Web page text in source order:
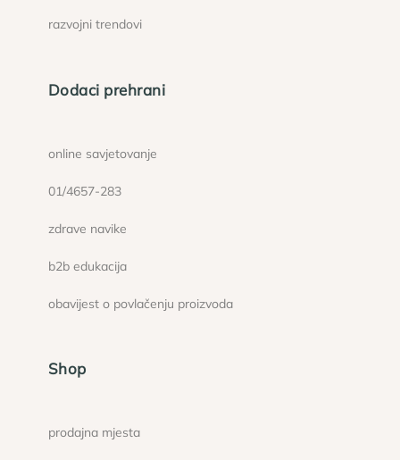
razvojni trendovi
Dodaci prehrani
online savjetovanje
01/4657-283
zdrave navike
b2b edukacija
obavijest o povlačenju proizvoda
Shop
prodajna mjesta